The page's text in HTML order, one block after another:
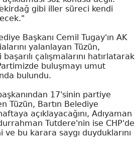
gibi iller süreci kendi
Başkanı Cemil Tugay'ın AK
yalanlayan Tüzün,
çalışmalarını hatırlatarak
buluşmayı umut
bulundu.
17'sinin partiye
Tüzün, Bartın Belediye
açıklayacağını, Adıyaman
Tutdere'nin ise CHP'de
bu karara saygı duyduklarını